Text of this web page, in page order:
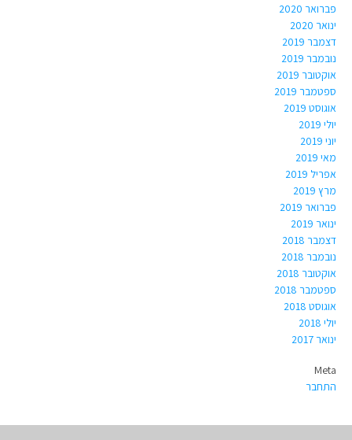
פברואר 2020
ינואר 2020
דצמבר 2019
נובמבר 2019
אוקטובר 2019
ספטמבר 2019
אוגוסט 2019
יולי 2019
יוני 2019
מאי 2019
אפריל 2019
מרץ 2019
פברואר 2019
ינואר 2019
דצמבר 2018
נובמבר 2018
אוקטובר 2018
ספטמבר 2018
אוגוסט 2018
יולי 2018
ינואר 2017
Meta
התחבר